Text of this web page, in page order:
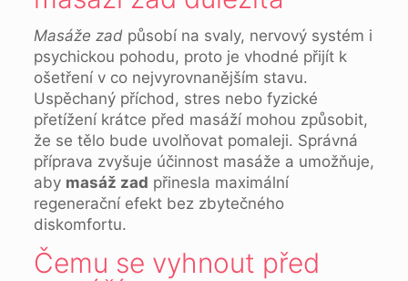
Masáže zadpůsobí na svaly, nervový systém i
psychickou pohodu, proto je vhodné přijít k
ošetření v co nejvyrovnanějším stavu.
Uspěchaný příchod, stres nebo fyzické
přetížení krátce před masáží mohou způsobit,
že se tělo bude uvolňovat pomaleji. Správná
příprava zvyšuje účinnost masáže a umožňuje,
aby masáž zad přinesla maximální
regenerační efekt bez zbytečného
diskomfortu.
Čemu se vyhnout před